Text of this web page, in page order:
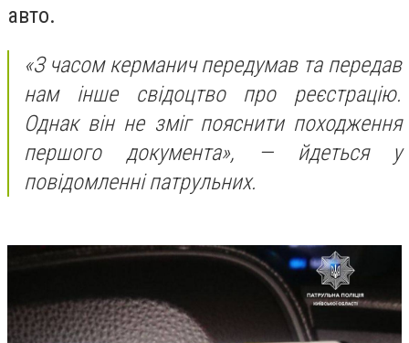
авто.
«З часом керманич передумав та передав
нам інше свідоцтво про реєстрацію.
Однак він не зміг пояснити походження
першого документа», —йдеться у
повідомленні патрульних.